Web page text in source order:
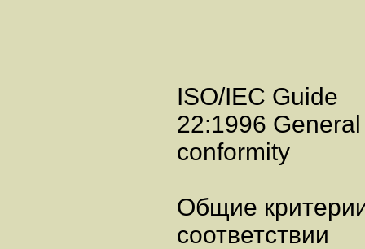
ISO/IEC Guide
22:1996
conformity
Общие
соответствии